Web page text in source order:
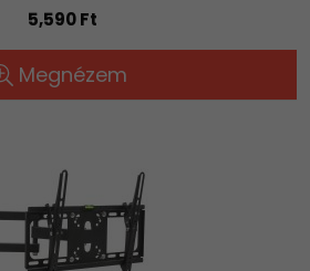
5,590 Ft
Megnézem